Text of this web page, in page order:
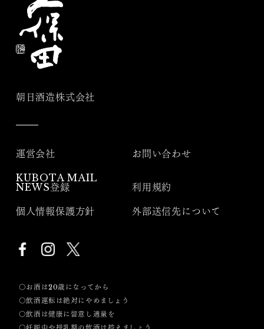
朝日酒造株式会社
運営会社 お問い合わせ
KUBOTA MAIL
NEWS登録
利用規約
個人情報保護方針 外部送信先について
〇お酒は20歳になってから
〇飲酒運転は絶対にやめましょう
〇飲酒は健康に留意し適量を